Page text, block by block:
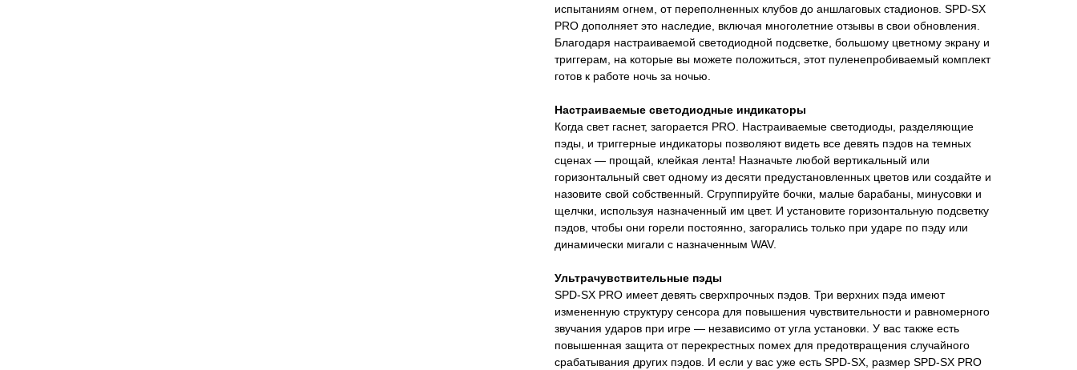
испытаниям огнем, от переполненных клубов до аншлаговых стадионов. SPD-SX
PRO дополняет это наследие, включая многолетние отзывы в свои обновления.
Благодаря настраиваемой светодиодной подсветке, большому цветному экрану и
триггерам, на которые вы можете положиться, этот пуленепробиваемый комплект
готов к работе ночь за ночью.
Настраиваемые светодиодные индикаторы
Когда свет гаснет, загорается PRO. Настраиваемые светодиоды, разделяющие
пэды, и триггерные индикаторы позволяют видеть все девять пэдов на темных
сценах — прощай, клейкая лента! Назначьте любой вертикальный или
горизонтальный свет одному из десяти предустановленных цветов или создайте и
назовите свой собственный. Сгруппируйте бочки, малые барабаны, минусовки и
щелчки, используя назначенный им цвет. И установите горизонтальную подсветку
пэдов, чтобы они горели постоянно, загорались только при ударе по пэду или
динамически мигали с назначенным WAV.
Ультрачувствительные пэды
SPD-SX PRO имеет девять сверхпрочных пэдов. Три верхних пэда имеют
измененную структуру сенсора для повышения чувствительности и равномерного
звучания ударов при игре — независимо от угла установки. У вас также есть
повышенная защита от перекрестных помех для предотвращения случайного
срабатывания других пэдов. И если у вас уже есть SPD-SX, размер SPD-SX PRO